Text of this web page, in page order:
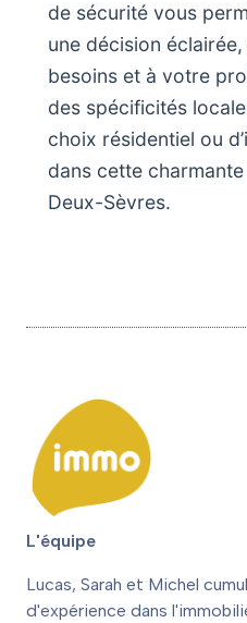
de sécurité vous
une décision
besoins et à votre
des spécificités
choix résidentiel ou
dans cette
Deux-Sèvres.
L'équipe
Lucas, Sarah et Michel
d'expérience dans